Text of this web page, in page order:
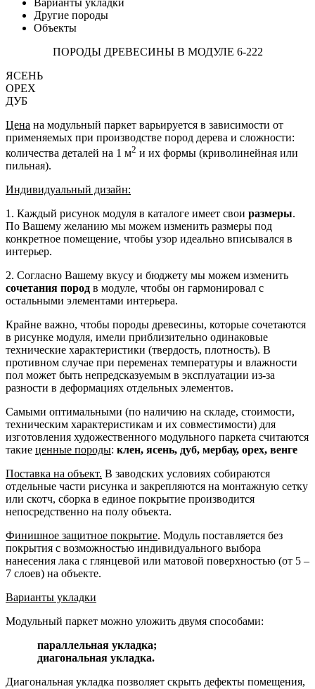
Другие породы
Объекты
ПОРОДЫ ДРЕВЕСИНЫ В МОДУЛЕ 6-222
ЯСЕНЬ
ОРЕХ
ДУБ
Цена на модульный паркет варьируется в зависимости от
применяемых при производстве пород дерева и сложности:
количества деталей на 1 м2 и их формы (криволинейная или
пильная).
Индивидуальный дизайн:
1. Каждый рисунок модуля в каталоге имеет свои размеры.
По Вашему желанию мы можем изменить размеры под
конкретное помещение, чтобы узор идеально вписывался в
интерьер.
2. Согласно Вашему вкусу и бюджету мы можем изменить
сочетания пород в модуле, чтобы он гармонировал с
остальными элементами интерьера.
Крайне важно, чтобы породы древесины, которые сочетаются
в рисунке модуля, имели приблизительно одинаковые
технические характеристики (твердость, плотность). В
противном случае при переменах температуры и влажности
пол может быть непредсказуемым в эксплуатации из-за
разности в деформациях отдельных элементов.
Самыми оптимальными (по наличию на складе, стоимости,
техническим характеристикам и их совместимости) для
изготовления художественного модульного паркета считаются
такие ценные породы: клен, ясень, дуб, мербау, орех, венге
Поставка на объект. В заводских условиях собираются
отдельные части рисунка и закрепляются на монтажную сетку
или скотч, сборка в единое покрытие производится
непосредственно на полу объекта.
Финишное защитное покрытие. Модуль поставляется без
покрытия с возможностью индивидуального выбора
нанесения лака с глянцевой или матовой поверхностью (от 5 –
7 слоев) на объекте.
Варианты укладки
Модульный паркет можно уложить двумя способами:
параллельная укладка;
диагональная укладка.
Диагональная укладка позволяет скрыть дефекты помещения,